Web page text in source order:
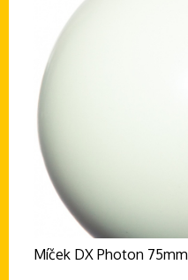
Míček DX Photon 75mm